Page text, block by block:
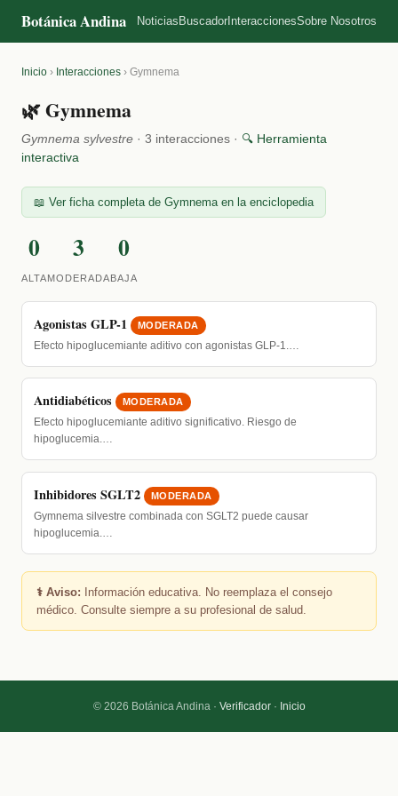
Botánica Andina Noticias Buscador InteraccionesSobre Nosotros
Inicio › Interacciones › Gymnema
🌿 Gymnema
Gymnema sylvestre · 3 interacciones · 🔍 Herramienta
interactiva
📖 Ver ficha completa de Gymnema en la enciclopedia
0
ALTA
3
MODERADA
0
BAJA
Agonistas GLP-1 MODERADA
Efecto hipoglucemiante aditivo con agonistas GLP-1.…
Antidiabéticos MODERADA
Efecto hipoglucemiante aditivo significativo. Riesgo de
hipoglucemia.…
Inhibidores SGLT2 MODERADA
Gymnema silvestre combinada con SGLT2 puede causar
hipoglucemia.…
⚕️ Aviso: Información educativa. No reemplaza el consejo
médico. Consulte siempre a su profesional de salud.
© 2026 Botánica Andina · Verificador· Inicio